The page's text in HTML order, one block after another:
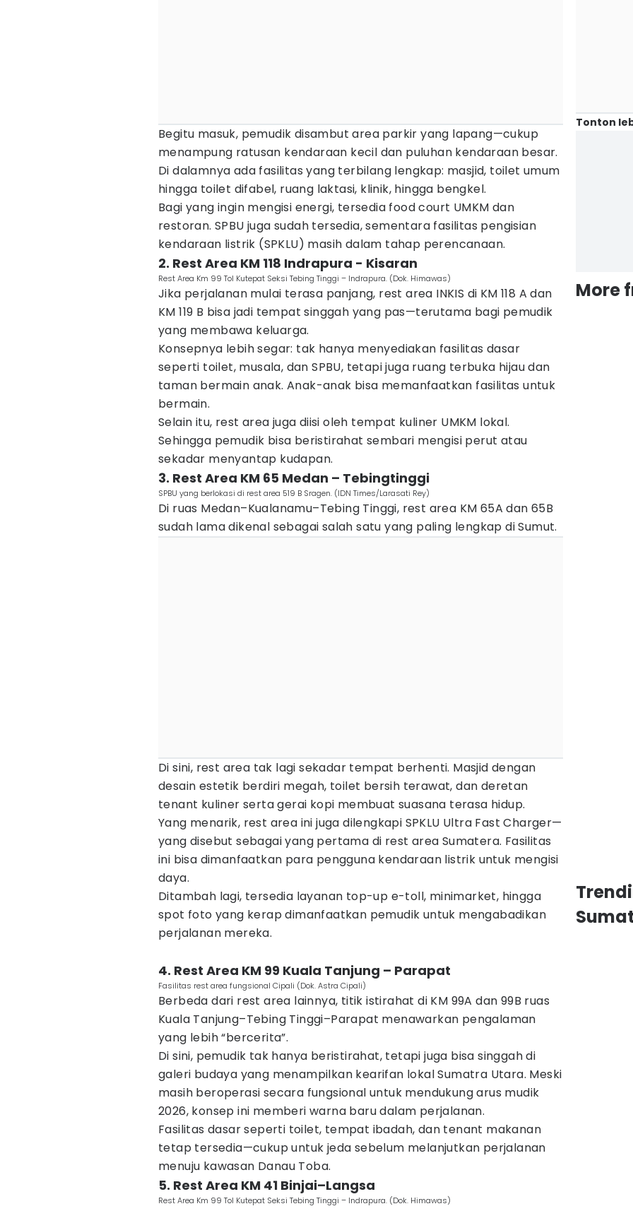
Begitu masuk, pemudik disambut area parkir yang lapang—cukup
menampung ratusan kendaraan kecil dan puluhan kendaraan besar.
Di dalamnya ada fasilitas yang terbilang lengkap: masjid, toilet umum
hingga toilet difabel, ruang laktasi, klinik, hingga bengkel.
Bagi yang ingin mengisi energi, tersedia food court UMKM dan
restoran. SPBU juga sudah tersedia, sementara fasilitas pengisian
kendaraan listrik (SPKLU) masih dalam tahap perencanaan.
2. Rest Area KM 118 Indrapura - Kisaran
Rest Area Km 99 Tol Kutepat Seksi Tebing Tinggi – Indrapura. (Dok. Himawas)
Jika perjalanan mulai terasa panjang, rest area INKIS di KM 118 A dan
KM 119 B bisa jadi tempat singgah yang pas—terutama bagi pemudik
yang membawa keluarga.
Konsepnya lebih segar: tak hanya menyediakan fasilitas dasar
seperti toilet, musala, dan SPBU, tetapi juga ruang terbuka hijau dan
taman bermain anak. Anak-anak bisa memanfaatkan fasilitas untuk
bermain.
Selain itu, rest area juga diisi oleh tempat kuliner UMKM lokal.
Sehingga pemudik bisa beristirahat sembari mengisi perut atau
sekadar menyantap kudapan.
3. Rest Area KM 65 Medan – Tebingtinggi
SPBU yang berlokasi di rest area 519 B Sragen. (IDN Times/Larasati Rey)
Di ruas Medan–Kualanamu–Tebing Tinggi, rest area KM 65A dan 65B
sudah lama dikenal sebagai salah satu yang paling lengkap di Sumut.
Di sini, rest area tak lagi sekadar tempat berhenti. Masjid dengan
desain estetik berdiri megah, toilet bersih terawat, dan deretan
tenant kuliner serta gerai kopi membuat suasana terasa hidup.
Yang menarik, rest area ini juga dilengkapi SPKLU Ultra Fast Charger—
yang disebut sebagai yang pertama di rest area Sumatera. Fasilitas
ini bisa dimanfaatkan para pengguna kendaraan listrik untuk mengisi
daya.
Ditambah lagi, tersedia layanan top-up e-toll, minimarket, hingga
spot foto yang kerap dimanfaatkan pemudik untuk mengabadikan
perjalanan mereka.
4. Rest Area KM 99 Kuala Tanjung – Parapat
Fasilitas rest area fungsional Cipali (Dok. Astra Cipali)
Berbeda dari rest area lainnya, titik istirahat di KM 99A dan 99B ruas
Kuala Tanjung–Tebing Tinggi–Parapat menawarkan pengalaman
yang lebih “bercerita”.
Di sini, pemudik tak hanya beristirahat, tetapi juga bisa singgah di
galeri budaya yang menampilkan kearifan lokal Sumatra Utara. Meski
masih beroperasi secara fungsional untuk mendukung arus mudik
2026, konsep ini memberi warna baru dalam perjalanan.
Fasilitas dasar seperti toilet, tempat ibadah, dan tenant makanan
tetap tersedia—cukup untuk jeda sebelum melanjutkan perjalanan
menuju kawasan Danau Toba.
5. Rest Area KM 41 Binjai–Langsa
Rest Area Km 99 Tol Kutepat Seksi Tebing Tinggi – Indrapura. (Dok. Himawas)
Tonton
More